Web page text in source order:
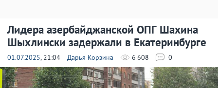
Лидера азербайджанской ОПГ Шахина
Шыхлински задержали в Екатеринбурге
01.07.2025, 21:04 Дарья Корзина 6 608 0